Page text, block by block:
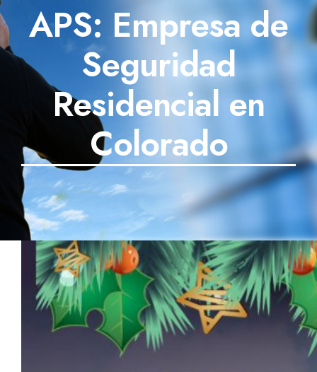
GUARDIAS UNIFORMADOS
SECTORES
TECNOLOGÍA
TRABAJOS
BLOG
TESTIMONIOS
PREGUNTAS FRECUENTES
CONTÁCTANOS
APS: Empresa de
Seguridad
Residencial en
Colorado